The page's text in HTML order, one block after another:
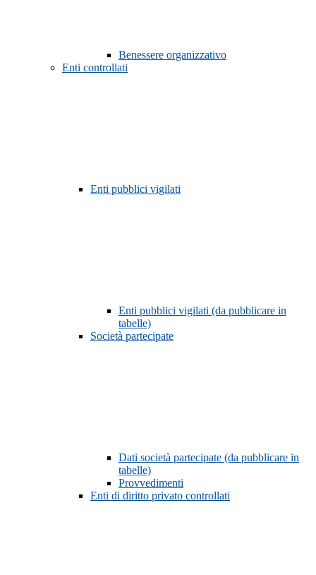
Benessere organizzativo
Enti controllati
Enti pubblici vigilati
Enti pubblici vigilati (da pubblicare in
tabelle)
Società partecipate
Dati società partecipate (da pubblicare in
tabelle)
Provvedimenti
Enti di diritto privato controllati